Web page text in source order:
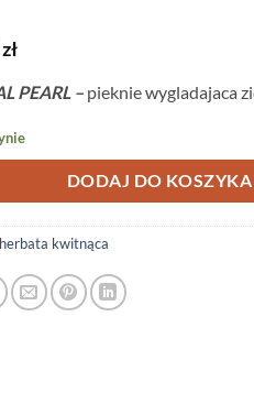
zł
PEARL – pieknie wygladajaca
DODAJ DO KOSZYKA
herbata kwitnąca